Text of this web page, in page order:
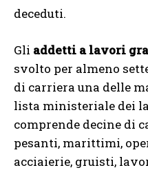
deceduti.
Gli addetti a lavori
svolto per almeno
di carriera una delle
lista ministeriale dei
comprende decine di
pesanti, marittimi,
acciaierie, gruisti,